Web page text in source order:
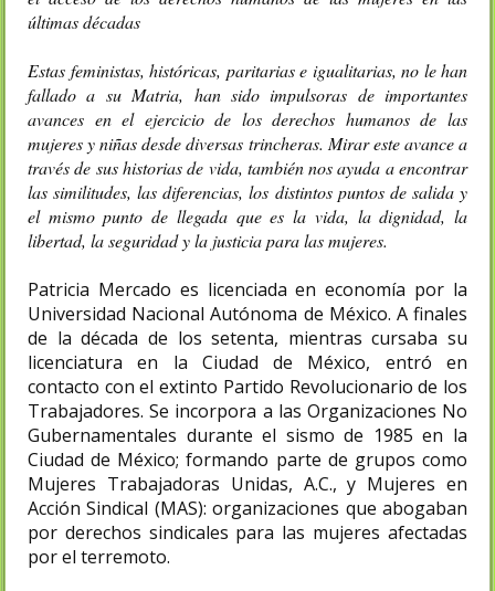
últimas décadas
Estas feministas, históricas, paritarias e igualitarias, no le han
fallado a su Matria, han sido impulsoras de importantes
avances en el ejercicio de los derechos humanos de las
mujeres y niñas desde diversas trincheras. Mirar este avance a
través de sus historias de vida, también nos ayuda a encontrar
las similitudes, las diferencias, los distintos puntos de salida y
el mismo punto de llegada que es la vida, la dignidad, la
libertad, la seguridad y la justicia para las mujeres.
Patricia Mercado es licenciada en economía por la
Universidad Nacional Autónoma de México. A finales
de la década de los setenta, mientras cursaba su
licenciatura en la Ciudad de México, entró en
contacto con el extinto Partido Revolucionario de los
Trabajadores. Se incorpora a las Organizaciones No
Gubernamentales durante el sismo de 1985 en la
Ciudad de México; formando parte de grupos como
Mujeres Trabajadoras Unidas, A.C., y Mujeres en
Acción Sindical (MAS): organizaciones que abogaban
por derechos sindicales para las mujeres afectadas
por el terremoto.